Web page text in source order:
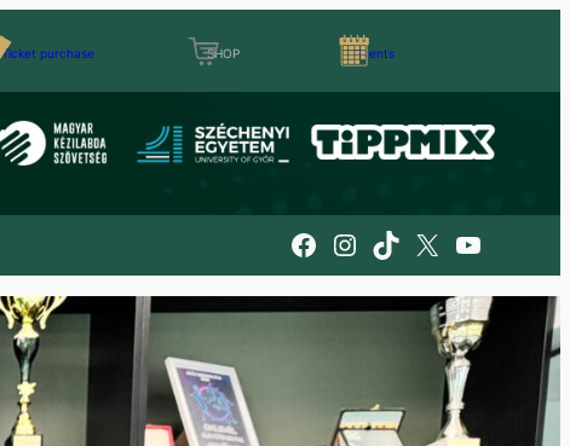
Ticket purchase SHOP Events
Facebook
Instagram
TikTok
X YouTube